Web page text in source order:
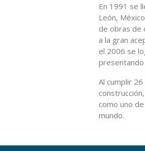
En 1991 se
León,
de obras de
a la gran
el 2006 se
Al cumplir
como uno
mundo.